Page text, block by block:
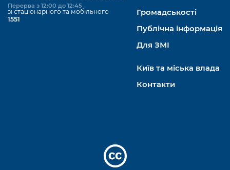
Перерва з 12:00 до 12:45
зі стаціонарного та мобільного
1551
Громадськості
Публічна інформація
Для ЗМІ
Київ та міська влада
Контакти